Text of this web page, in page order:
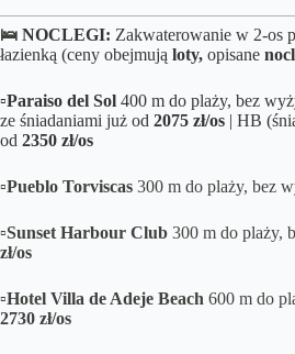
🛌 NOCLEGI: Zakwaterowanie w 2-os
łazienką (ceny obejmują loty, opisane
▫️Paraiso del Sol 400 m do plaży, bez
ze śniadaniami już od 2075 zł/os | HB
od 2350 zł/os
▫️Pueblo Torviscas 300 m do plaży, bez
▫️Sunset Harbour Club 300 m do plaży,
zł/os
▫️Hotel Villa de Adeje Beach 600 m do
2730 zł/os